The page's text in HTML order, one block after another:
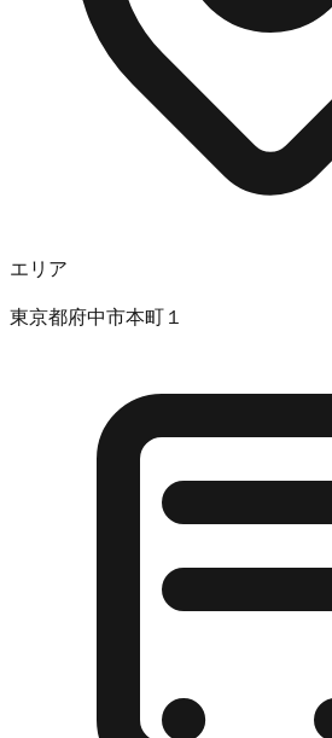
エリア
東京都府中市本町１